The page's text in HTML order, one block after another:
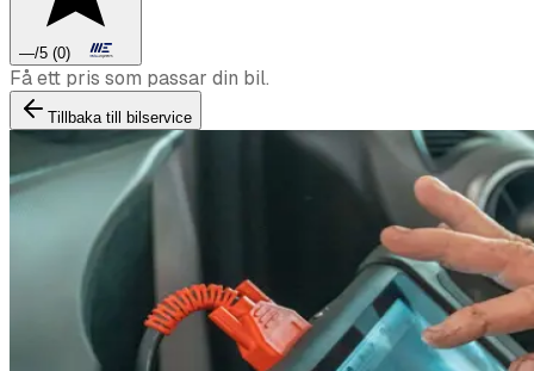
—/5 (0)
Boka däckbyte eller montering inför vintern.
Tillbaka till bilservice